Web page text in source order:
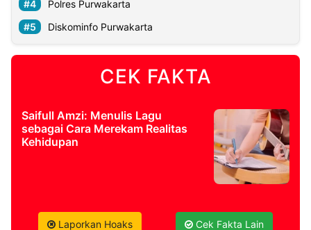
Polres Purwakarta
Diskominfo Purwakarta
CEK FAKTA
Saifull Amzi: Menulis Lagu
sebagai Cara Merekam Realitas
Kehidupan
Laporkan Hoaks Cek Fakta Lain